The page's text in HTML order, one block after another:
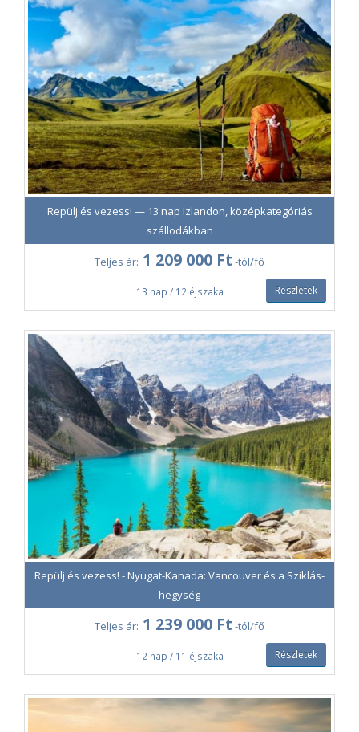
Repülj és vezess! — 13 nap Izlandon, középkategóriás
szállodákban
Teljes ár: 1 209 000 Ft -tól/fő
13 nap / 12 éjszaka Részletek
Repülj és vezess! - Nyugat-Kanada: Vancouver és a Sziklás-
hegység
Teljes ár: 1 239 000 Ft -tól/fő
12 nap / 11 éjszaka Részletek